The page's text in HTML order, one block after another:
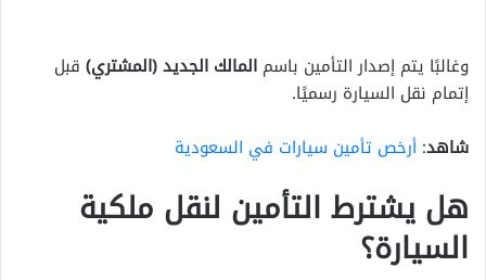
وغالبًا يتم إصدار التأمين باسم المالك الجديد (المشتري) قبل
إتمام نقل السيارة رسميًا.
شاهد: أرخص تأمين سيارات في السعودية
هل يشترط التأمين لنقل ملكية
السيارة؟